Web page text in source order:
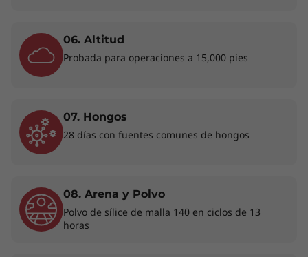
panel táctil te permitirá teclear de manera más
cómoda.
Excelente comodidad de uso
06. Altitud
Probada para operaciones a 15,000 pies
07. Hongos
28 días con fuentes comunes de hongos
08. Arena y Polvo
Polvo de sílice de malla 140 en ciclos de 13
horas